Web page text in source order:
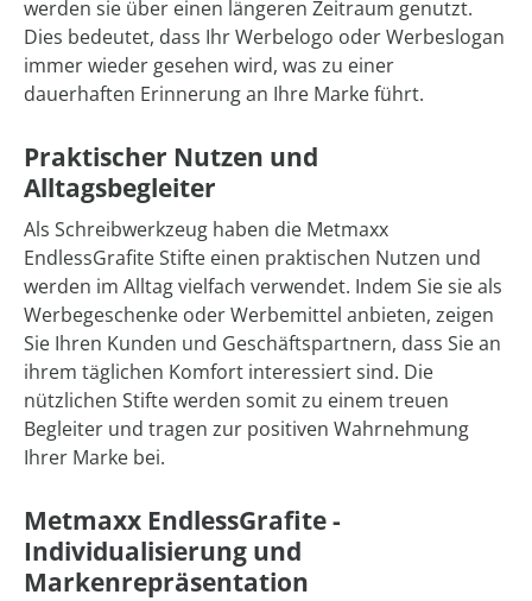
werden sie über einen längeren Zeitraum genutzt.
Dies bedeutet, dass Ihr Werbelogo oder Werbeslogan
immer wieder gesehen wird, was zu einer
dauerhaften Erinnerung an Ihre Marke führt.
Praktischer Nutzen und
Alltagsbegleiter
Als Schreibwerkzeug haben die Metmaxx
EndlessGrafite Stifte einen praktischen Nutzen und
werden im Alltag vielfach verwendet. Indem Sie sie als
Werbegeschenke oder Werbemittel anbieten, zeigen
Sie Ihren Kunden und Geschäftspartnern, dass Sie an
ihrem täglichen Komfort interessiert sind. Die
nützlichen Stifte werden somit zu einem treuen
Begleiter und tragen zur positiven Wahrnehmung
Ihrer Marke bei.
Metmaxx EndlessGrafite -
Individualisierung und
Markenrepräsentation